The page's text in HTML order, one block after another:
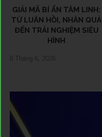
GIẢI MÃ BÍ ẨN TÂM LINH:
TỪ LUÂN HỒI, NHÂN QUẢ
ĐẾN TRẢI NGHIỆM SIÊU
HÌNH
8 Tháng 6, 2026